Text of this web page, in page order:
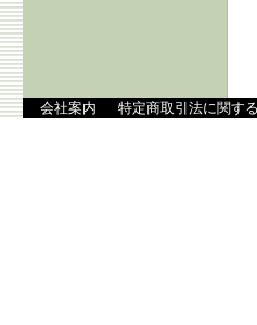
会社案内 特定商取引法に関す